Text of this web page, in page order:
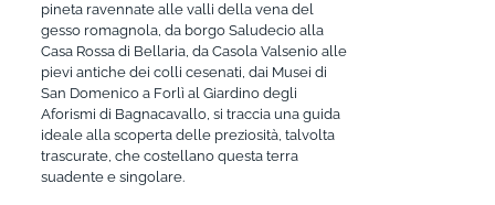
pineta ravennate alle valli della vena del
gesso romagnola, da borgo Saludecio alla
Casa Rossa di Bellaria, da Casola Valsenio alle
pievi antiche dei colli cesenati, dai Musei di
San Domenico a Forlì al Giardino degli
Aforismi di Bagnacavallo, si traccia una guida
ideale alla scoperta delle preziosità, talvolta
trascurate, che costellano questa terra
suadente e singolare.